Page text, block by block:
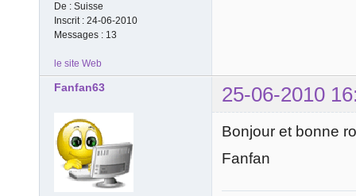
De : Suisse
Inscrit : 24-06-2010
Messages : 13
le site Web
Fanfan63 25-06-2010
Bonjour et bonne
Fanfan